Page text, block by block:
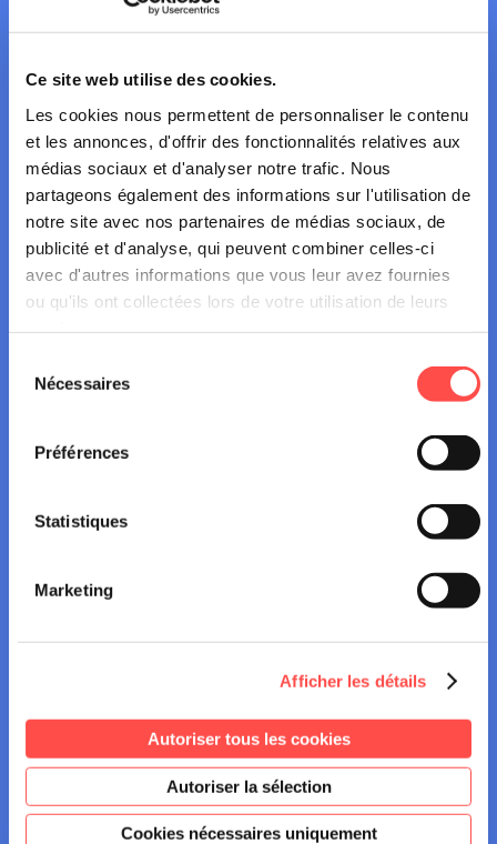
Ce site web utilise des cookies.
Les cookies nous permettent de personnaliser le contenu
et les annonces, d'offrir des fonctionnalités relatives aux
médias sociaux et d'analyser notre trafic. Nous
partageons également des informations sur l'utilisation de
notre site avec nos partenaires de médias sociaux, de
publicité et d'analyse, qui peuvent combiner celles-ci
avec d'autres informations que vous leur avez fournies
ou qu'ils ont collectées lors de votre utilisation de leurs
Nécessaires
Préférences
Statistiques
Marketing
Afficher les détails
Autoriser tous les cookies
Autoriser la sélection
Cookies nécessaires uniquement
VOIR NOS CAMPAGNES
À travers nos réseaux sociaux et notre site Web,
notamment, nous guidons, informons et répondons aux
questions qui vous préoccupent en matière de sécurité
routière.
Les facteurs humains ( un ou
plusieurs) jouent un rôle dans 90 à 95% des accidents
. C’est pourquoi nos actions visent à faire
prendre conscience à chacun de sa contribution
Vous êtes une entreprise, un organisme
public ou une association ? Vous organisez
un événement ouvert au public ou pour vos
collaborateurs et vous souhaitez les
sensibiliser à la conduite sous influence ?